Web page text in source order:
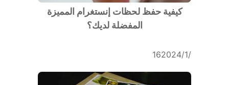
كيفية حفظ لحظات إنستغرام المميزة
المفضلة لديك؟
16‏/1‏/2024